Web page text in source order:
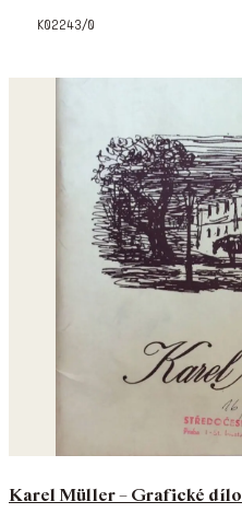
k02243/0
Karel Müller – Grafické dílo